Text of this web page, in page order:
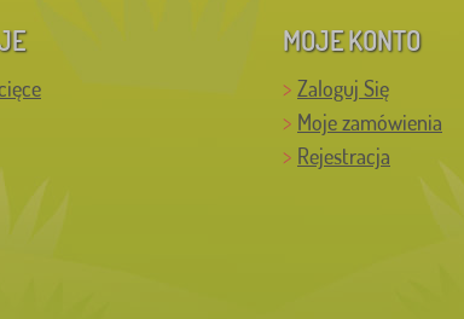
MOJE KONTO
Zaloguj Się
Moje zamówienia
Rejestracja